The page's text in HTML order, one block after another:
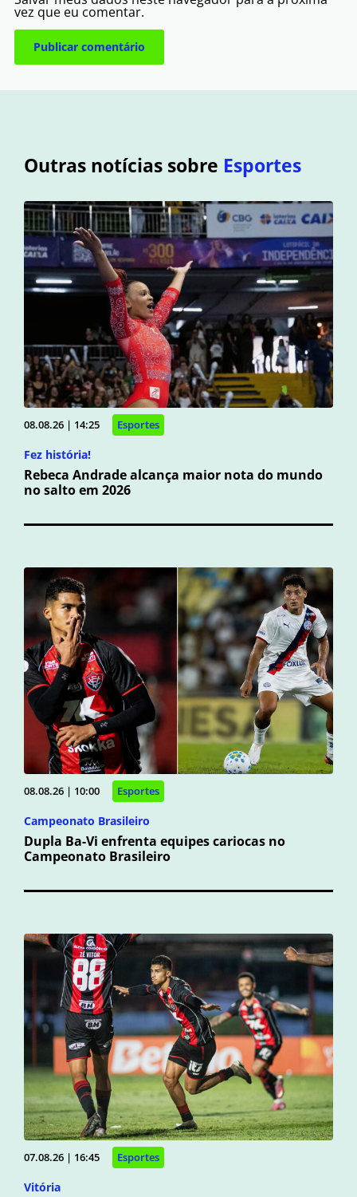
vez que eu comentar.
Outras notícias sobre Esportes
08.08.26 | 14:25 Esportes
Fez história!
Rebeca Andrade alcança maior nota do mundo
no salto em 2026
08.08.26 | 10:00 Esportes
Campeonato Brasileiro
Dupla Ba-Vi enfrenta equipes cariocas no
Campeonato Brasileiro
07.08.26 | 16:45 Esportes
Vitória